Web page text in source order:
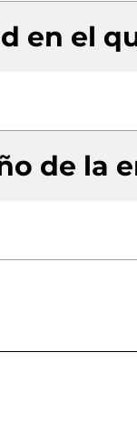
en el
de la